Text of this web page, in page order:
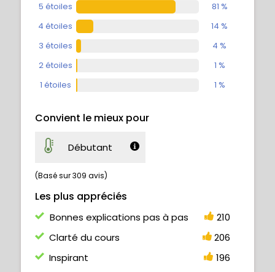
5 étoiles
81 %
4 étoiles
14 %
3 étoiles
4 %
2 étoiles
1 %
1 étoiles
1 %
Convient le mieux pour
Débutant
(Basé sur 309 avis)
Les plus appréciés
Bonnes explications pas à pas
210
Clarté du cours
206
Inspirant
196